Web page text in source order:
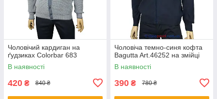
Чоловічий кардиган на
ґудзиках Colorbar 683
В наявності
420 ₴ 840 ₴
Чоловіча темно-синя кофта
Bagutta Art.46252 на змійці
В наявності
390 ₴ 780 ₴